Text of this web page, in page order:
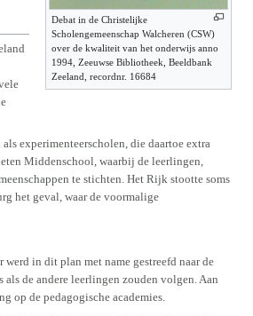
Debat in de Christelijke
Scholengemeenschap Walcheren (CSW)
over de kwaliteit van het onderwijs anno
1994, Zeeuwse Bibliotheek, Beeldbank
Zeeland, recordnr. 16684
experimenteerscholen, die daartoe extra
Middenschool, waarbij de leerlingen,
te stichten. Het Rijk stootte soms
het geval, waar de voormalige
in dit plan met name gestreefd naar de
de andere leerlingen zouden volgen. Aan
op de pedagogische academies.